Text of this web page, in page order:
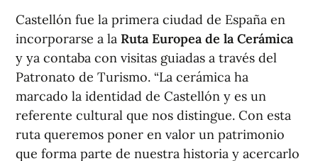
Castellón fue la primera ciudad de España en
incorporarse a la Ruta Europea de la Cerámica
y ya contaba con visitas guiadas a través del
Patronato de Turismo. “La cerámica ha
marcado la identidad de Castellón y es un
referente cultural que nos distingue. Con esta
ruta queremos poner en valor un patrimonio
que forma parte de nuestra historia y acercarlo